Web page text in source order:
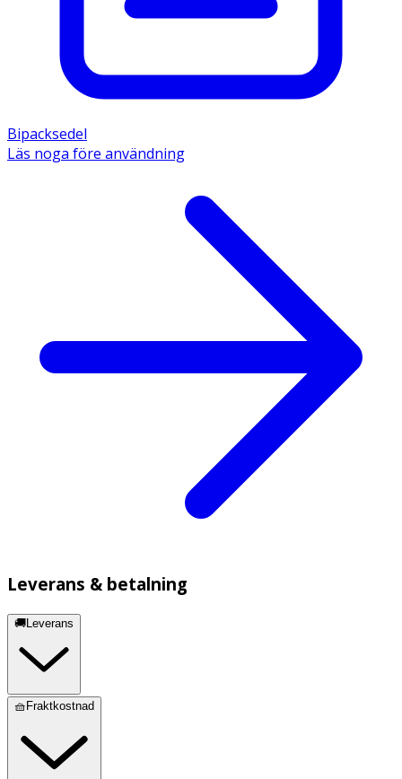
Bipacksedel
Läs noga före användning
Leverans & betalning
🚚Leverans
🧺Fraktkostnad